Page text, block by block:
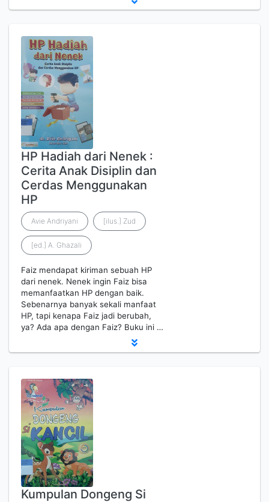
HP Hadiah dari Nenek :
Cerita Anak Disiplin dan
Cerdas Menggunakan
HP
Avie Andriyani [ilus.] Zud
[ed.] A. Ghazali
Faiz mendapat kiriman sebuah HP
dari nenek. Nenek ingin Faiz bisa
memanfaatkan HP dengan baik.
Sebenarnya banyak sekali manfaat
HP, tapi kenapa Faiz jadi berubah,
ya? Ada apa dengan Faiz? Buku ini …
Kumpulan Dongeng Si